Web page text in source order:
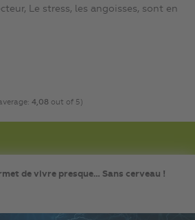
Le stress, les angoisses, sont en
4,08 out of 5)
de vivre presque… Sans cerveau !